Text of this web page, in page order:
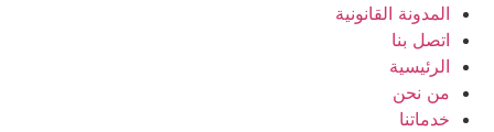
المدونة القانونية
اتصل بنا
الرئيسية
من نحن
خدماتنا